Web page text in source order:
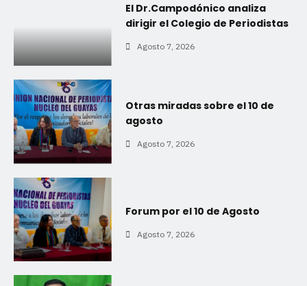
El Dr.Campodónico analiza
dirigir el Colegio de Periodistas
Agosto 7, 2026
Otras miradas sobre el 10 de
agosto
Agosto 7, 2026
Forum por el 10 de Agosto
Agosto 7, 2026